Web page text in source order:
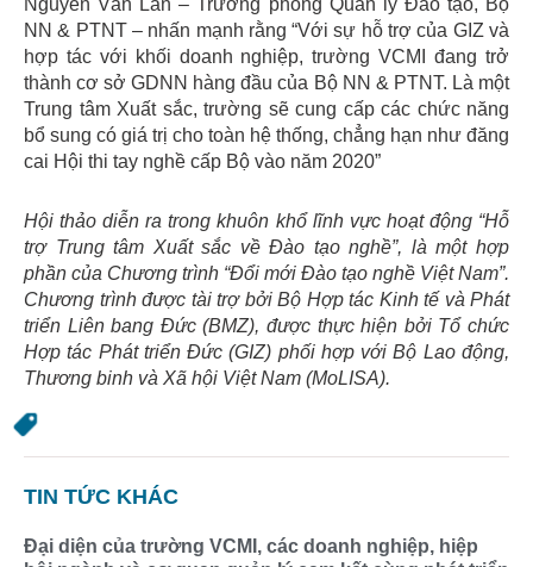
NN & PTNT – nhấn mạnh rằng “Với sự hỗ trợ của GIZ và
hợp tác với khối doanh nghiệp, trường VCMI đang trở
thành cơ sở GDNN hàng đầu của Bộ NN & PTNT. Là một
Trung tâm Xuất sắc, trường sẽ cung cấp các chức năng
bổ sung có giá trị cho toàn hệ thống, chẳng hạn như đăng
cai Hội thi tay nghề cấp Bộ vào năm 2020”
Hội thảo diễn ra trong khuôn khổ lĩnh vực hoạt động “Hỗ
trợ Trung tâm Xuất sắc về Đào tạo nghề”, là một hợp
phần của Chương trình “Đổi mới Đào tạo nghề Việt Nam”.
Chương trình được tài trợ bởi Bộ Hợp tác Kinh tế và Phát
triển Liên bang Đức (BMZ), được thực hiện bởi Tổ chức
Hợp tác Phát triển Đức (GIZ) phối hợp với Bộ Lao động,
Thương binh và Xã hội Việt Nam (MoLISA).
TIN TỨC KHÁC
Đại diện của trường VCMI, các doanh nghiệp, hiệp